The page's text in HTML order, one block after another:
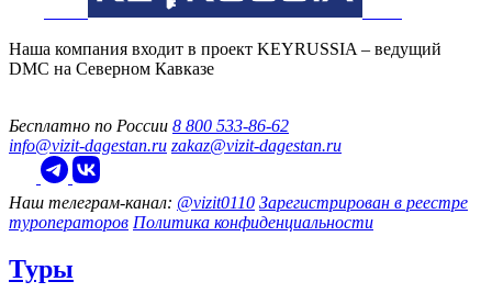
Наша компания входит в проект KEYRUSSIA – ведущий
DMC на Северном Кавказе
Бесплатно по России 8 800 533-86-62
info@vizit-dagestan.ru zakaz@vizit-dagestan.ru
Наш телеграм‑канал: @vizit0110 Зарегистрирован в реестре
туроператоров Политика конфиденциальности
Туры